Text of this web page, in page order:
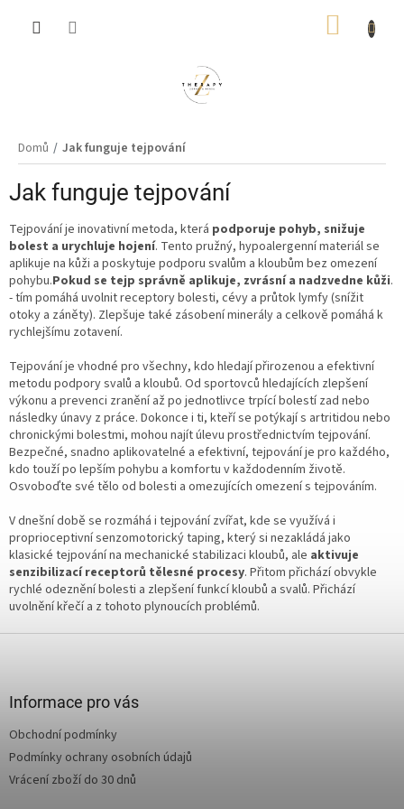
Domů Jak funguje tejpování
Jak funguje tejpování
Tejpování je inovativní metoda, která podporuje pohyb, snižuje
bolest a urychluje hojení. Tento pružný, hypoalergenní materiál se
aplikuje na kůži a poskytuje podporu svalům a kloubům bez omezení
pohybu.Pokud se tejp správně aplikuje, zvrásní a nadzvedne kůži.
- tím pomáhá uvolnit receptory bolesti, cévy a průtok lymfy (snížit
otoky a záněty). Zlepšuje také zásobení minerály a celkově pomáhá k
rychlejšímu zotavení.
Tejpování je vhodné pro všechny, kdo hledají přirozenou a efektivní
metodu podpory svalů a kloubů. Od sportovců hledajících zlepšení
výkonu a prevenci zranění až po jednotlivce trpící bolestí zad nebo
následky únavy z práce. Dokonce i ti, kteří se potýkají s artritidou nebo
chronickými bolestmi, mohou najít úlevu prostřednictvím tejpování.
Bezpečné, snadno aplikovatelné a efektivní, tejpování je pro každého,
kdo touží po lepším pohybu a komfortu v každodenním životě.
Osvoboďte své tělo od bolesti a omezujících omezení s tejpováním.
V dnešní době se rozmáhá i tejpování zvířat, kde se využívá i
proprioceptivní senzomotorický taping, který si nezakládá jako
klasické tejpování na mechanické stabilizaci kloubů, ale aktivuje
senzibilizací receptorů tělesné procesy. Přitom přichází obvykle
rychlé odeznění bolesti a zlepšení funkcí kloubů a svalů. Přichází
uvolnění křečí a z tohoto plynoucích problémů.
Informace pro vás
Obchodní podmínky
Podmínky ochrany osobních údajů
Vrácení zboží do 30 dnů